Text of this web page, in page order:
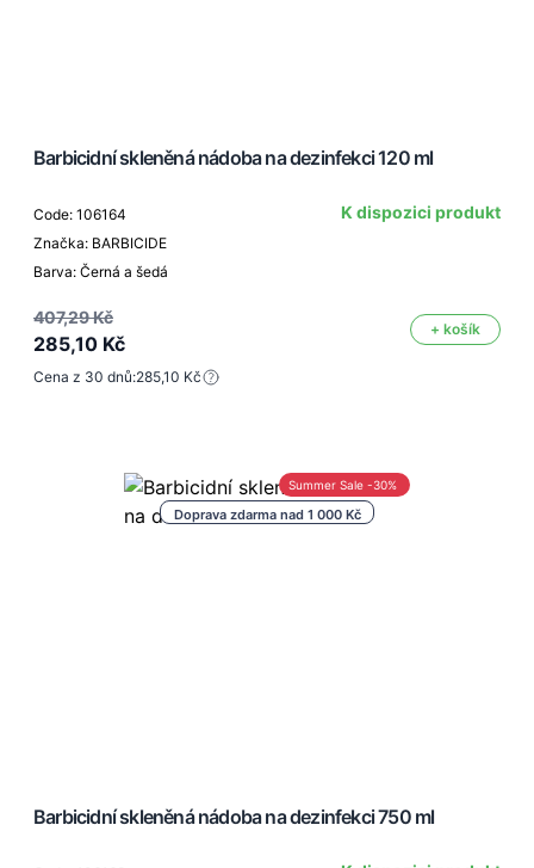
Barbicidní skleněná nádoba na dezinfekci 120 ml
Code: 106164
Značka: BARBICIDE
Barva: Černá a šedá
K dispozici produkt
407,29 Kč
285,10 Kč
+ košík
Cena z 30 dnů:285,10 Kč
Doprava zdarma nad 1 000 Kč
Summer Sale -30%
Barbicidní skleněná nádoba na dezinfekci 750 ml